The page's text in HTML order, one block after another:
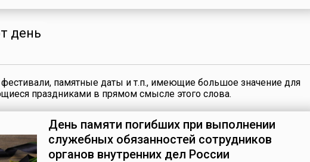
день
памятные даты и т.п., имеющие большое значение для
праздниками в прямом смысле этого слова.
День памяти погибших при выполнении
служебных обязанностей сотрудников
органов внутренних дел России